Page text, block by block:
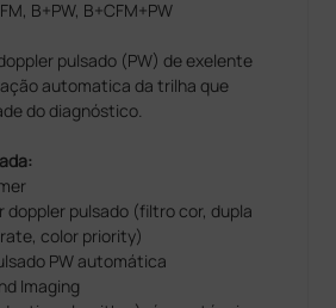
B+PW, B+CFM+PW
pulsado (PW) de exelente
automatica da trilha que
do diagnóstico.
doppler pulsado (filtro cor, dupla
color priority)
PW automática
Imaging